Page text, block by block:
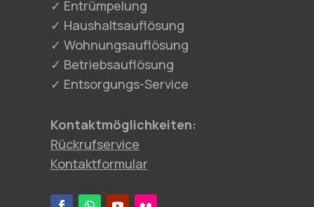
✓ Entrümpelung
✓ Haushaltsauflösung
✓ Wohnungsauflösung
✓ Betriebsauflösung
✓ Entsorgungs-Service
Kontaktmöglichkeiten:
Rückrufservice
Kontaktformular